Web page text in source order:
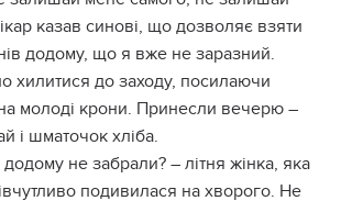
казав синові, що дозволяє взяти
додому, що я вже не заразний.
хилитися до заходу, посилаючи
молоді крони. Принесли вечерю –
і шматочок хліба.
не забрали? – літня жінка, яка
подивилася на хворого. Не